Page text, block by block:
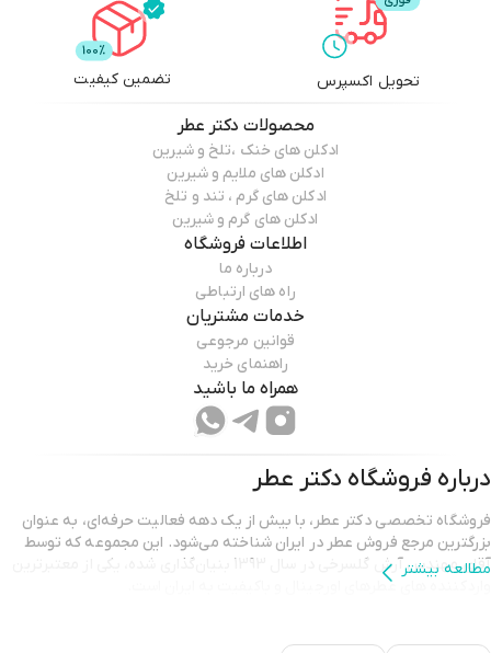
تحویل اکسپرس تضمین کیفیت
محصولات دکتر عطر
ادکلن های خنک ،تلخ و شیرین
ادکلن های ملایم و شیرین
ادکلن های گرم ، تند و تلخ
ادکلن های گرم و شیرین
اطلاعات فروشگاه
درباره ما
راه های ارتباطی
خدمات مشتریان
قوانین مرجوعی
راهنمای خرید
همراه ما باشید
درباره فروشگاه دکتر عطر
فروشگاه تخصصی دکتر عطر، با بیش از یک دهه فعالیت حرفه‌ای، به عنوان
بزرگترین مرجع فروش عطر در ایران شناخته می‌شود. این مجموعه که توسط
آقای مهندس آرش گلسرخی در سال 1393 بنیان‌گذاری شده، یکی از معتبرترین
واردکننده های عطرهای اورجینال و باکیفیت به ایران است.
را در اولویت قرار داده است.
مطالعه بیشتر